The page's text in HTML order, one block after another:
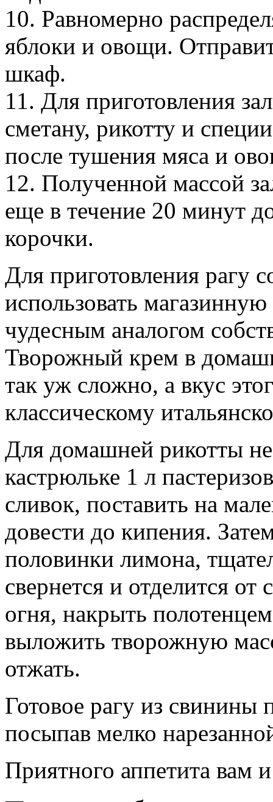
10. Равномерно
яблоки и овощи.
шкаф.
11. Для приготовления
сметану, рикотту и
после тушения мяса и
12. Полученной массой
еще в течение 20 минут
корочки.
Для приготовления рагу
использовать
чудесным аналогом
Творожный крем в
так уж сложно, а вкус
классическому
Для домашней рикотты
кастрюльке 1 л
сливок, поставить на
довести до кипения.
половинки лимона,
свернется и отделится
огня, накрыть
выложить творожную
отжать.
Готовое рагу из свинины
посыпав мелко
Приятного аппетита вам